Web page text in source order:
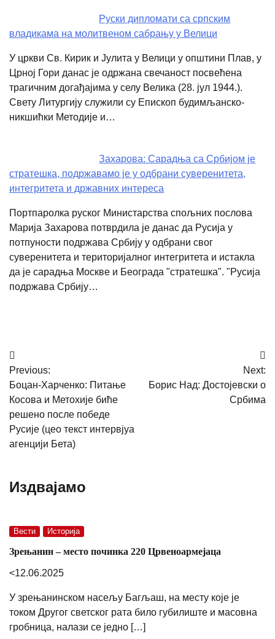
Руски дипломати са српским
владикама на молитвеном сабрању у Велици
У цркви Св. Кирик и Јулита у Велици у општини Плав, у
Црној Гори данас је одржана свечаност посвећена
трагичним догађајима у селу Велика (28. јул 1944.).
Свету Литургију служили су Епископ будимљанско-
никшићки Методије и…
Захарова: Сарадња са Србијом је
стратешка, подржавамо је у одбрани суверенитета,
интегритета и државних интереса
Портпаролка руског Министарства спољних послова
Марија Захарова потврдила је данас да Русија у
потпуности подржава Србију у одбрани свог
суверенитета и територијалног интегритета и истакла
да је сарадња Москве и Београда "стратешка". "Русија
подржава Србију…
Post
navigation
Previous:
Боцан-Харченко: Питање
Косова и Метохије биће
решено после победе
Русије (цео текст интервјуа
агенцији Бета)
Next:
Борис Над: Достојевски о
Србима
Издвајамо
Вести Историја
Зрењанин – место починка 220 Црвеноармејаца
<12.06.2025
У зрењанинском насељу Багљаш, на месту које је
током Другог светског рата било губилиште и масовна
гробница, налази се једно […]